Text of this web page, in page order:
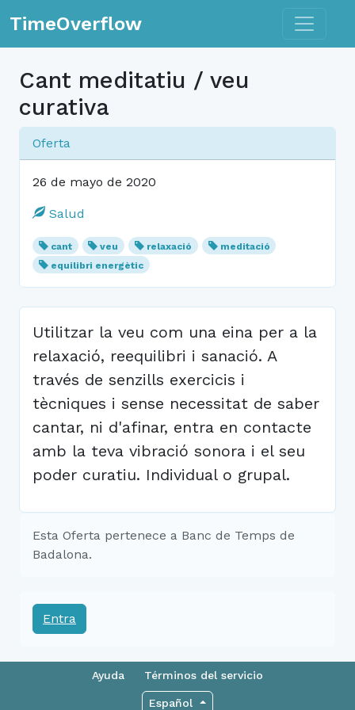
TimeOverflow Toggle
Cant meditatiu / veu
curativa
Oferta
26 de mayo de 2020
Salud
cant veu relaxació
meditació
equilibri energètic
Utilitzar la veu com una eina per a la
relaxació, reequilibri i sanació. A
través de senzills exercicis i
tècniques i sense necessitat de saber
cantar, ni d'afinar, entra en contacte
amb la teva vibració sonora i el seu
poder curatiu. Individual o grupal.
Esta Oferta pertenece a Banc de Temps de
Badalona.
Entra
Ayuda Términos del servicio
Español